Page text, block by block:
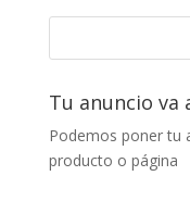
Tu anuncio va
Podemos poner tu
producto o página